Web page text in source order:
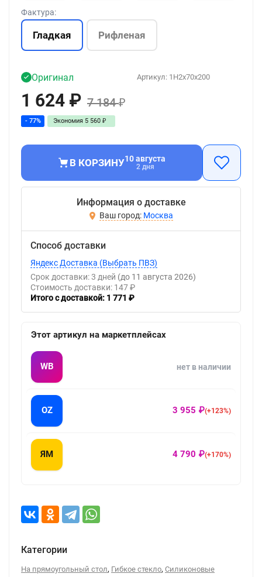
Фактура:
Гладкая Рифленая
Артикул: 1H2x70x200
Оригинал
1 624 ₽ 7 184₽
- 77% Экономия 5 560 ₽
В КОРЗИНУ10 августа
2 дня
Информация о доставке
Москва
Способ доставки
Яндекс Доставка (Выбрать ПВЗ)
Срок доставки: 3 дней (до 11 августа 2026)
Стоимость доставки: 147 ₽
Итого с доставкой: 1 771 ₽
Этот артикул на маркетплейсах
WB нет в наличии
OZ 3 955 ₽(+123%)
ЯМ 4 790 ₽(+170%)
Категории
На прямоугольный стол, Гибкое стекло, Силиконовые